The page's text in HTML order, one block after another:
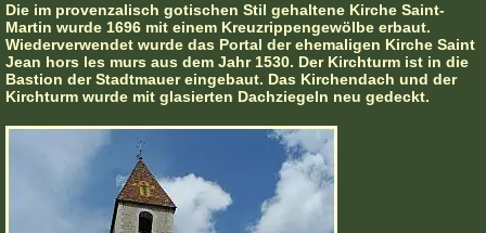
Die im provenzalisch gotischen Stil gehaltene Kirche Saint-
Martin wurde 1696 mit einem Kreuzrippengewölbe erbaut.
Wiederverwendet wurde das Portal der ehemaligen Kirche Saint
Jean hors les murs aus dem Jahr 1530. Der Kirchturm ist in die
Bastion der Stadtmauer eingebaut. Das Kirchendach und der
Kirchturm wurde mit glasierten Dachziegeln neu gedeckt.